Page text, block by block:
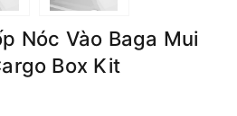
Nóc Vào Baga Mui
Box Kit